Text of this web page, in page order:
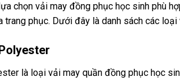
chọn vải may đồng phục học sinh phù
trang phục. Dưới đây là danh sách các
là loại vải may quần đồng phục học